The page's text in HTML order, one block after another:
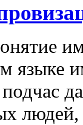
языке
людей,